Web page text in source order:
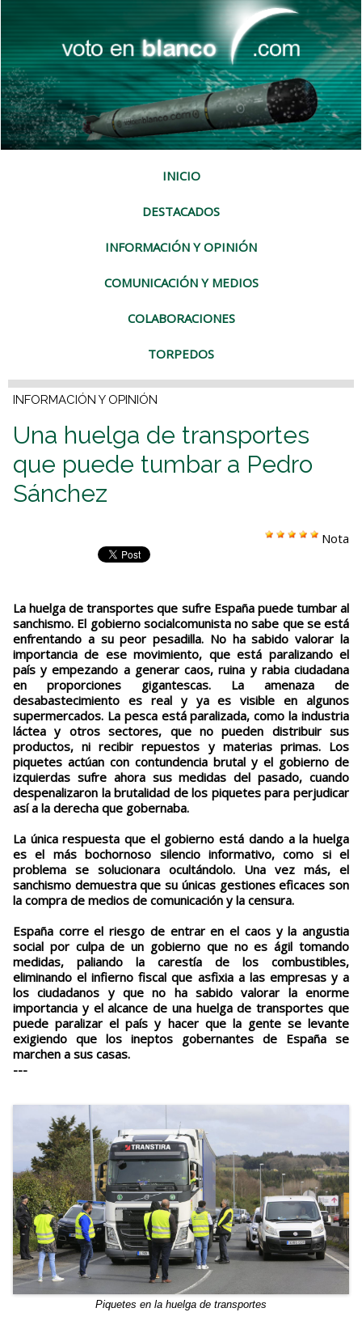
INICIO
DESTACADOS
INFORMACIÓN Y OPINIÓN
COMUNICACIÓN Y MEDIOS
COLABORACIONES
TORPEDOS
INFORMACIÓN Y OPINIÓN
Una huelga de transportes
que puede tumbar a Pedro
Sánchez
Nota
La huelga de transportes que sufre España puede tumbar al
sanchismo. El gobierno socialcomunista no sabe que se está
enfrentando a su peor pesadilla. No ha sabido valorar la
importancia de ese movimiento, que está paralizando el
país y empezando a generar caos, ruina y rabia ciudadana
en proporciones gigantescas. La amenaza de
desabastecimiento es real y ya es visible en algunos
supermercados. La pesca está paralizada, como la industria
láctea y otros sectores, que no pueden distribuir sus
productos, ni recibir repuestos y materias primas. Los
piquetes actúan con contundencia brutal y el gobierno de
izquierdas sufre ahora sus medidas del pasado, cuando
despenalizaron la brutalidad de los piquetes para perjudicar
así a la derecha que gobernaba.
La única respuesta que el gobierno está dando a la huelga
es el más bochornoso silencio informativo, como si el
problema se solucionara ocultándolo. Una vez más, el
sanchismo demuestra que su únicas gestiones eficaces son
la compra de medios de comunicación y la censura.
España corre el riesgo de entrar en el caos y la angustia
social por culpa de un gobierno que no es ágil tomando
medidas, paliando la carestía de los combustibles,
eliminando el infierno fiscal que asfixia a las empresas y a
los ciudadanos y que no ha sabido valorar la enorme
importancia y el alcance de una huelga de transportes que
puede paralizar el país y hacer que la gente se levante
exigiendo que los ineptos gobernantes de España se
marchen a sus casas.
---
Piquetes en la huelga de transportes